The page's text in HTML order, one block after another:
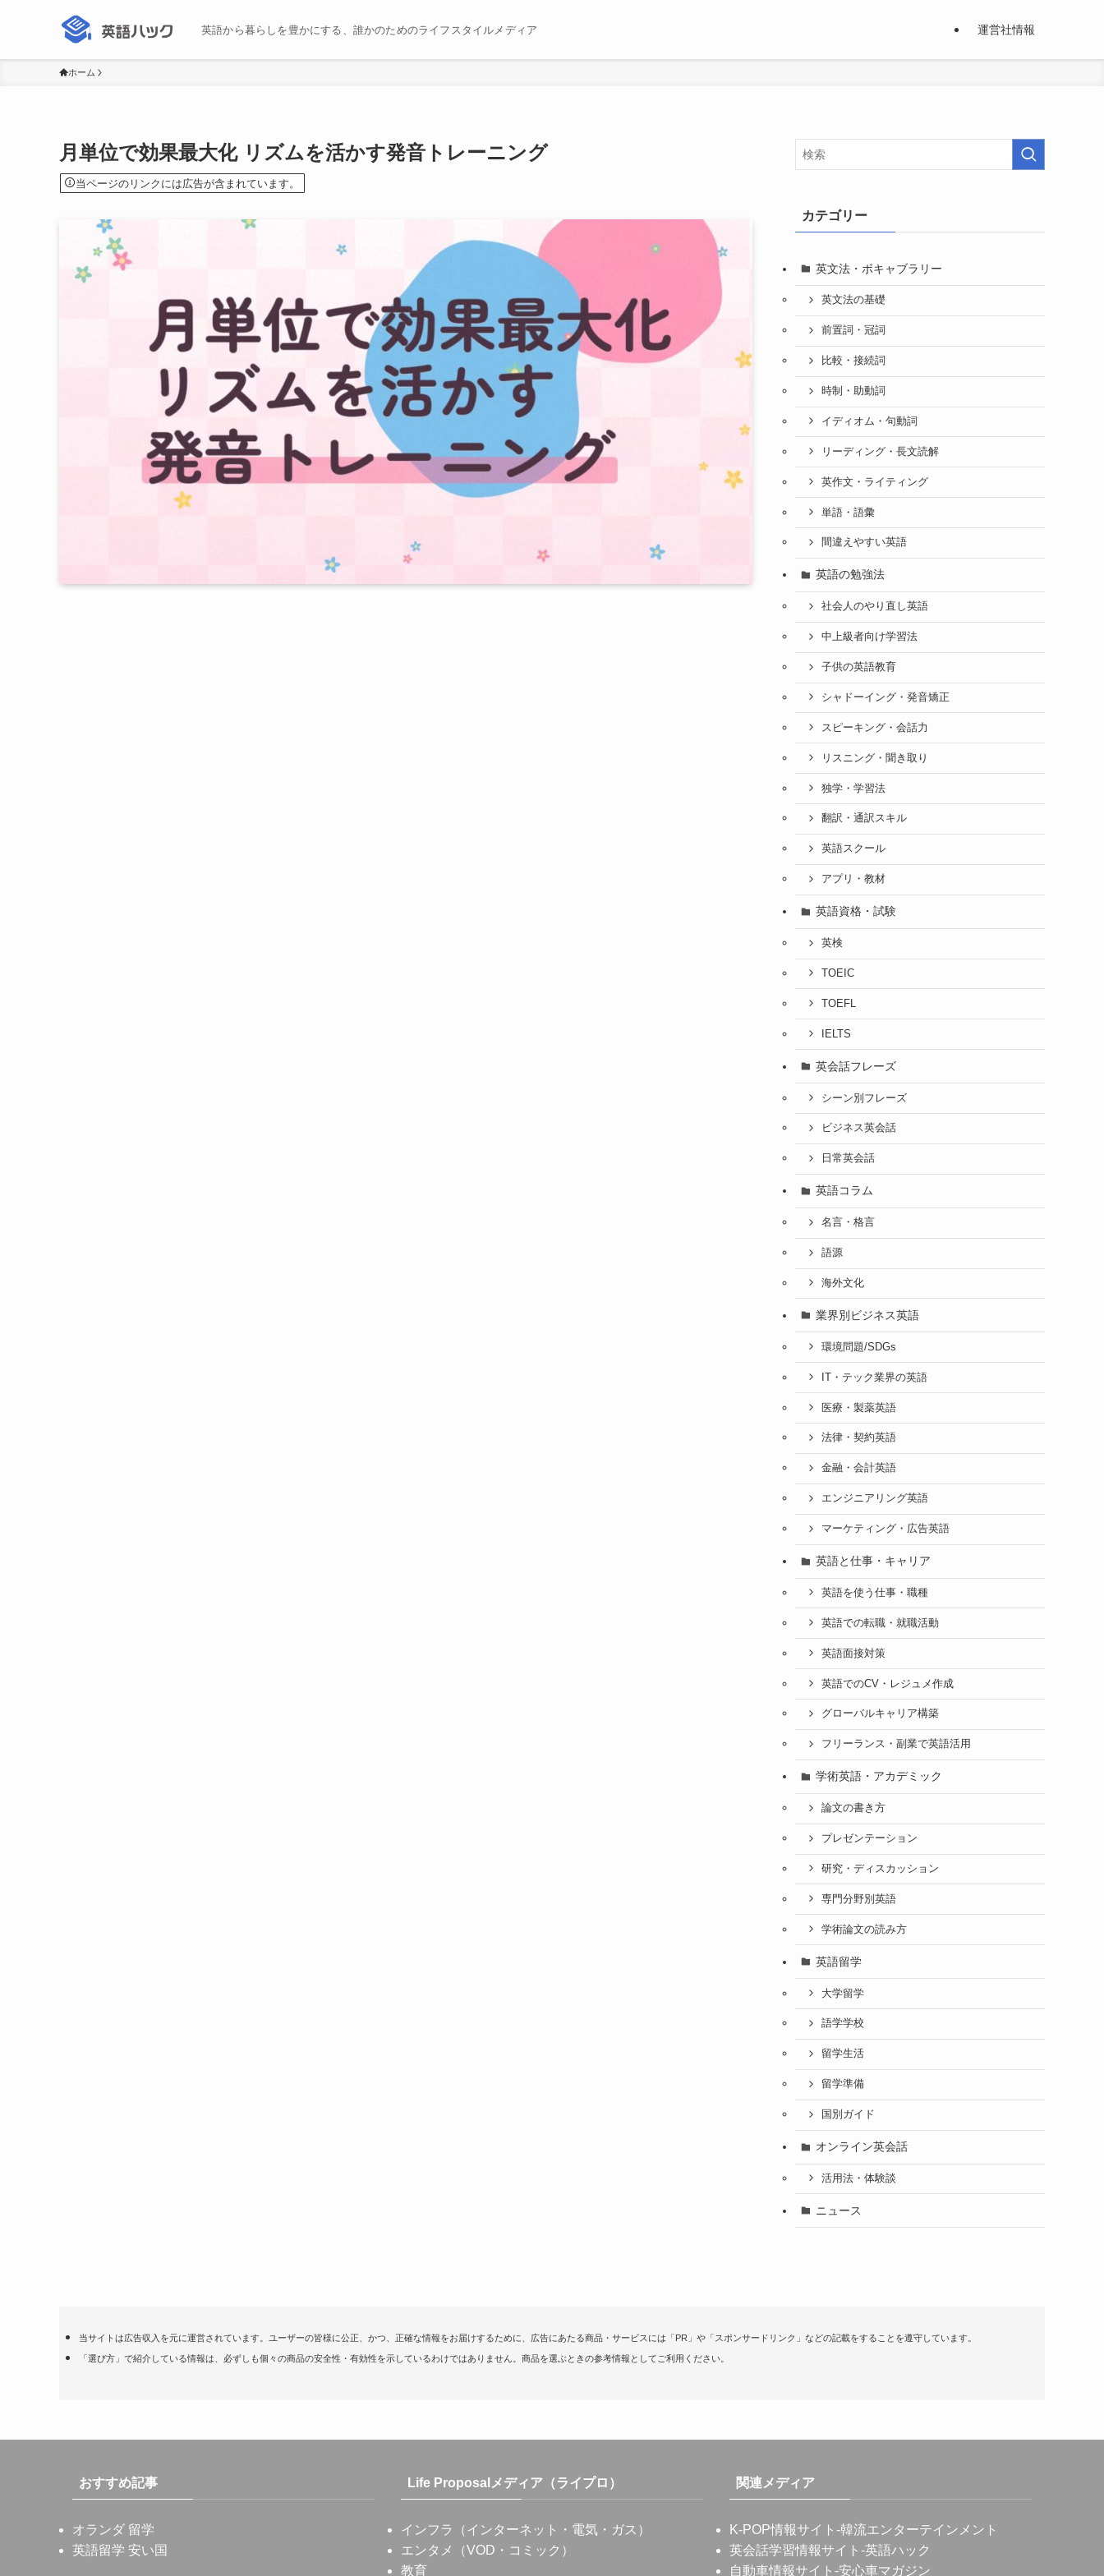
英語から暮らしを豊かにする、誰かのためのライフスタイルメディア 運営社情報
ホーム
月単位で効果最大化 リズムを活かす発音トレーニング
当ページのリンクには広告が含まれています。
カテゴリー
英文法・ボキャブラリー
英文法の基礎
前置詞・冠詞
比較・接続詞
時制・助動詞
イディオム・句動詞
リーディング・長文読解
英作文・ライティング
単語・語彙
間違えやすい英語
英語の勉強法
社会人のやり直し英語
中上級者向け学習法
子供の英語教育
シャドーイング・発音矯正
スピーキング・会話力
リスニング・聞き取り
独学・学習法
翻訳・通訳スキル
英語スクール
アプリ・教材
英語資格・試験
英検
TOEIC
TOEFL
IELTS
英会話フレーズ
シーン別フレーズ
ビジネス英会話
日常英会話
英語コラム
名言・格言
語源
海外文化
業界別ビジネス英語
環境問題/SDGs
IT・テック業界の英語
医療・製薬英語
法律・契約英語
金融・会計英語
エンジニアリング英語
マーケティング・広告英語
英語と仕事・キャリア
英語を使う仕事・職種
英語での転職・就職活動
英語面接対策
英語でのCV・レジュメ作成
グローバルキャリア構築
フリーランス・副業で英語活用
学術英語・アカデミック
論文の書き方
プレゼンテーション
研究・ディスカッション
専門分野別英語
学術論文の読み方
英語留学
大学留学
語学学校
留学生活
留学準備
国別ガイド
オンライン英会話
活用法・体験談
ニュース
当サイトは広告収入を元に運営されています。ユーザーの皆様に公正、かつ、正確な情報をお届けするために、広告にあたる商品・サービスには「PR」や「スポンサードリンク」などの記載をすることを遵守しています。
「選び方」で紹介している情報は、必ずしも個々の商品の安全性・有効性を示しているわけではありません。商品を選ぶときの参考情報としてご利用ください。
おすすめ記事
オランダ 留学
英語留学 安い国
Life Proposalメディア（ライプロ）
インフラ（インターネット・電気・ガス）
エンタメ（VOD・コミック）
教育
関連メディア
K-POP情報サイト -韓流エンターテインメント
英会話学習情報サイト -英語ハック
自動車情報サイト -安心車マガジン